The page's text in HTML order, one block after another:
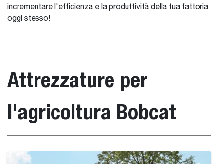
incrementare l'efficienza e la produttività della tua fattoria
oggi stesso!
Attrezzature per
l'agricoltura Bobcat